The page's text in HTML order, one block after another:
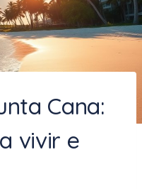
Cana:
vivir e